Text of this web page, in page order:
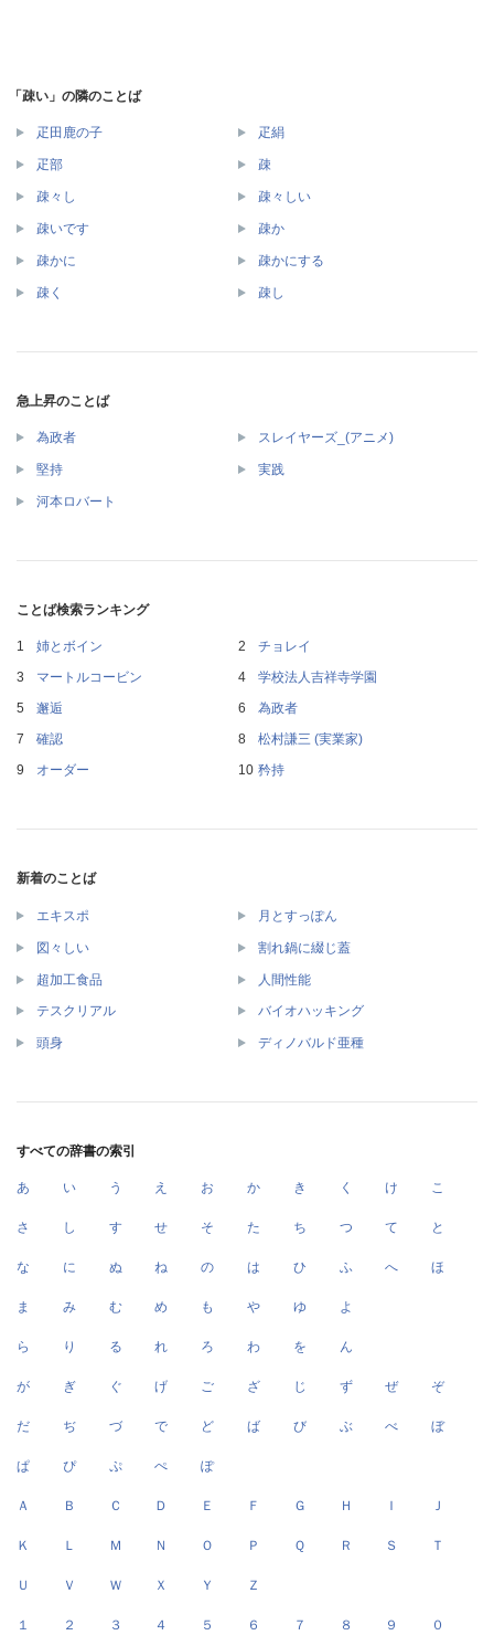
「疎い」の隣のことば
疋田鹿の子 疋絹
疋部 疎
疎々し 疎々しい
疎いです 疎か
疎かに 疎かにする
疎く 疎し
急上昇のことば
為政者 スレイヤーズ_(アニメ)
堅持 実践
河本ロバート
ことば検索ランキング
姉とボイン
チョレイ
マートルコービン
学校法人吉祥寺学園
邂逅
為政者
確認
松村謙三 (実業家)
オーダー
矜持
新着のことば
エキスポ 月とすっぽん
図々しい 割れ鍋に綴じ蓋
超加工食品 人間性能
テスクリアル バイオハッキング
頭身 ディノバルド亜種
すべての辞書の索引
あ い う え お か き く け こ
さ し す せ そ た ち つ て と
な に ぬ ね の は ひ ふ へ ほ
ま み む め も や ゆ よ
ら り る れ ろ わ を ん
が ぎ ぐ げ ご ざ じ ず ぜ ぞ
だ ぢ づ で ど ば び ぶ べ ぼ
ぱ ぴ ぷ ぺ ぽ
Ａ Ｂ Ｃ Ｄ Ｅ Ｆ Ｇ Ｈ Ｉ Ｊ
Ｋ Ｌ Ｍ Ｎ Ｏ Ｐ Ｑ Ｒ Ｓ Ｔ
Ｕ Ｖ Ｗ Ｘ Ｙ Ｚ
１ ２ ３ ４ ５ ６ ７ ８ ９ ０